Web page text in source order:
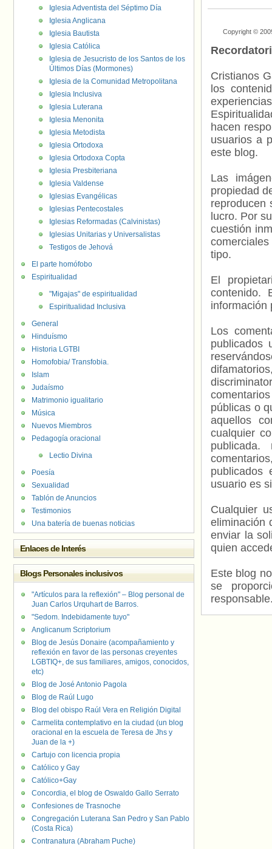
Copyright ©
Cristianos
los
hacen
usuarios a
este blog.
Las
propiedad
reproducen
lucro. Por
cuestión
tipo.
El
contenido.
información
Los
publicados
públicas o
aquellos
cualquier
usuario es
Cualquier
eliminación
enviar la
quien
Este blog
se
Iglesia Adventista del Séptimo Día
Iglesia Anglicana
Iglesia Bautista
Iglesia Católica
Iglesia de Jesucristo de los Santos de los
Últimos Días (Mormones)
Iglesia de la Comunidad Metropolitana
Iglesia Inclusiva
Iglesia Luterana
Iglesia Menonita
Iglesia Metodista
Iglesia Ortodoxa
Iglesia Ortodoxa Copta
Iglesia Presbiteriana
Iglesia Valdense
Iglesias Evangélicas
Iglesias Pentecostales
Iglesias Reformadas (Calvinistas)
Iglesias Unitarias y Universalistas
Testigos de Jehová
El parte homófobo
Espiritualidad
"Migajas" de espiritualidad
Espiritualidad Inclusiva
General
Hinduísmo
Historia LGTBI
Homofobia/ Transfobia.
Islam
Judaísmo
Matrimonio igualitario
Música
Nuevos Miembros
Pedagogía oracional
Lectio Divina
Poesía
Sexualidad
Tablón de Anuncios
Testimonios
Una batería de buenas noticias
Enlaces de Interés
Blogs Personales inclusivos
"Artículos para la reflexión" – Blog personal de
Juan Carlos Urquhart de Barros.
"Sedom. Indebidamente tuyo"
Anglicanum Scriptorium
Blog de Jesús Donaire (acompañamiento y
reflexión en favor de las personas creyentes
LGBTIQ+, de sus familiares, amigos, conocidos,
etc)
Blog de José Antonio Pagola
Blog de Raúl Lugo
Blog del obispo Raúl Vera en Religión Digital
Carmelita contemplativo en la ciudad (un blog
oracional en la escuela de Teresa de Jhs y
Juan de la +)
Cartujo con licencia propia
Católico y Gay
Católico+Gay
Concordia, el blog de Oswaldo Gallo Serrato
Confesiones de Trasnoche
Congregación Luterana San Pedro y San Pablo
(Costa Rica)
Contranatura (Abraham Puche)